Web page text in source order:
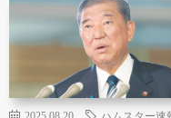
2025.08.20 ハムスター速